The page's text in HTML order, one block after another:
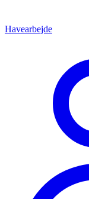
Havearbejde